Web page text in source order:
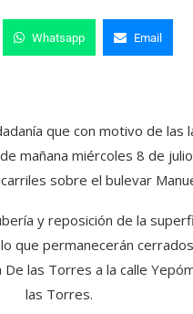
Whatsapp Email
que con motivo de
mañana miércoles 8 de
sobre el bulevar
y reposición de la
que permanecerán
las Torres a la calle
las Torres.